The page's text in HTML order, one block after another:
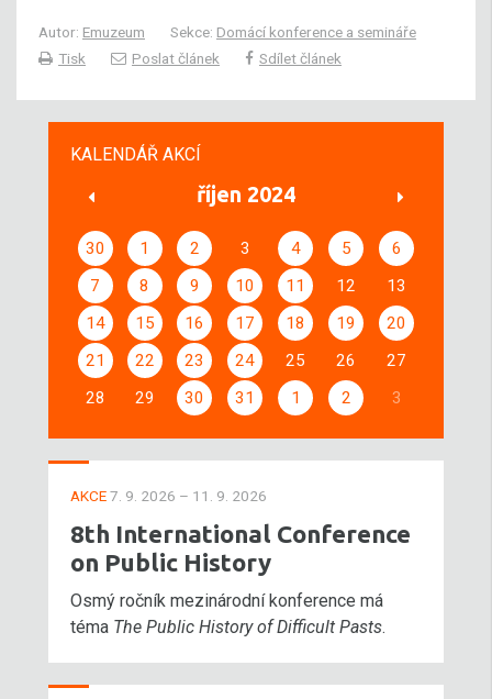
Autor: Emuzeum Sekce: Domácí konference a semináře
Tisk
Poslat článek Sdílet článek
KALENDÁŘ AKCÍ
říjen 2024
30 1 2 3 4 5
6
7
8 9 10 11 12
13
14
15 16 17 18 19
20
21
22 23 24 25 26
27
28
29 30 31 1 2 3
AKCE7. 9. 2026 – 11. 9. 2026
8th International Conference
on Public History
Osmý ročník mezinárodní konference má
téma The Public History of Difficult Pasts.